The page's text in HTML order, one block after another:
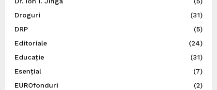
Droguri
(31)
DRP
(5)
Editoriale
(24)
Educație
(31)
Esențial
(7)
EUROfonduri
(2)